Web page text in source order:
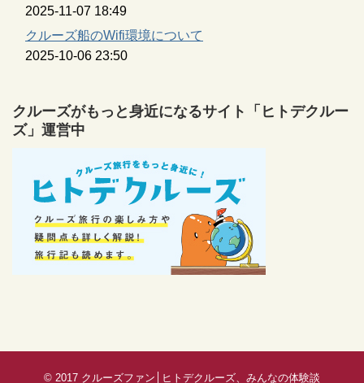
2025-11-07 18:49
クルーズ船のWifi環境について
2025-10-06 23:50
クルーズがもっと身近になるサイト「ヒトデクルー
ズ」運営中
© 2017 クルーズファン│ヒトデクルーズ、みんなの体験談